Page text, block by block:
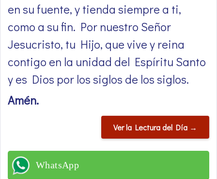
en su fuente, y tienda siempre a ti,
como a su fin. Por nuestro Señor
Jesucristo, tu Hijo, que vive y reina
contigo en la unidad del Espíritu Santo
y es Dios por los siglos de los siglos.
Amén.
Ver la Lectura del Día →
WhatsApp